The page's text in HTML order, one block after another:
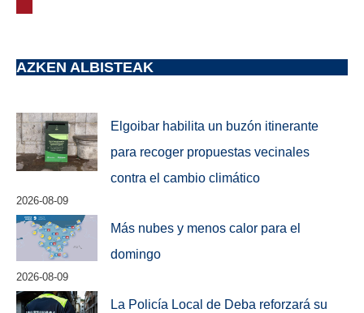
AZKEN ALBISTEAK
Elgoibar habilita un buzón itinerante
para recoger propuestas vecinales
contra el cambio climático
2026-08-09
Más nubes y menos calor para el
domingo
2026-08-09
La Policía Local de Deba reforzará su